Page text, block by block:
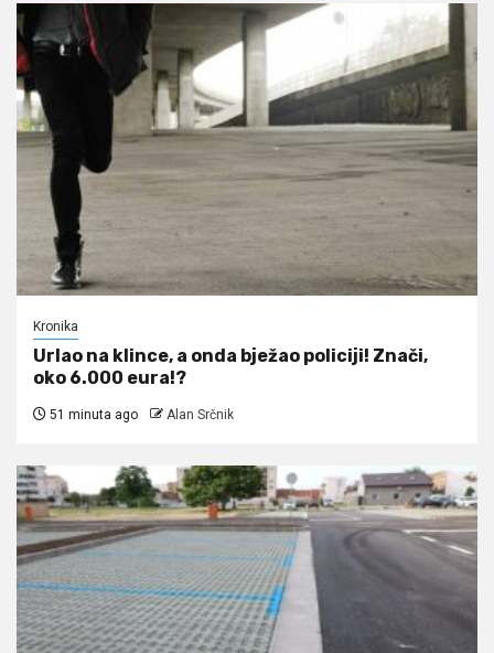
Kronika
Urlao na klince, a onda bježao policiji! Znači,
oko 6.000 eura!?
51 minuta ago Alan Srčnik